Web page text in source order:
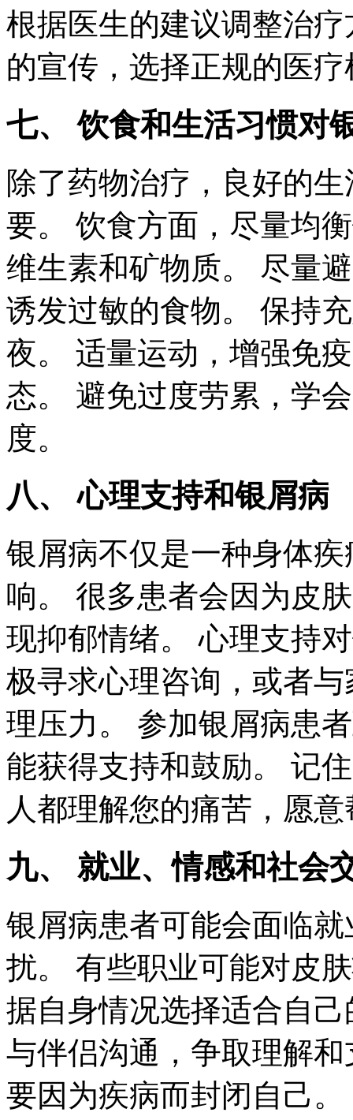
根据医生的建议调整治
的宣传，选择正规的医
七、 饮食和生活习惯对
除了药物治疗，良好的
要。 饮食方面，尽量均
维生素和矿物质。 尽量
诱发过敏的食物。 保持
夜。 适量运动，增强免
态。 避免过度劳累，学
度。
八、 心理支持和银屑病
银屑病不仅是一种身体
响。 很多患者会因为皮
现抑郁情绪。 心理支持
极寻求心理咨询，或者
理压力。 参加银屑病患
能获得支持和鼓励。 记
人都理解您的痛苦，愿
九、 就业、情感和社会
银屑病患者可能会面临
扰。 有些职业可能对皮
据自身情况选择适合自
与伴侣沟通，争取理解
要因为疾病而封闭自己